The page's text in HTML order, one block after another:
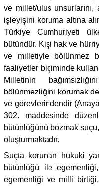
ve millet/ulus
işleyişini koruma altına
Türkiye Cumhuriyeti
bütündür. Kişi hak ve
ve milletiyle bölünmez
faaliyetler biçiminde
Milletinin
bölünmezliğini korumak
ve görevlerindendir
302. maddesinde
bütünlüğünü bozmak
oluşturmaktadır.
Suçta korunan hukuki
bütünlüğü ile
egemenliği ve milli